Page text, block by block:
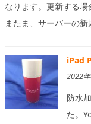
なります。更新する
またま、サーバーの
iPad
2022
防水
た。